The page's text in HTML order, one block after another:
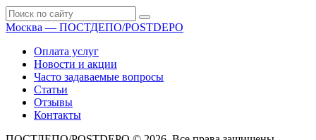
Москва — ПОСТДЕПО/POSTDEPO
Оплата услуг
Новости и акции
Часто задаваемые вопросы
Статьи
Отзывы
Контакты